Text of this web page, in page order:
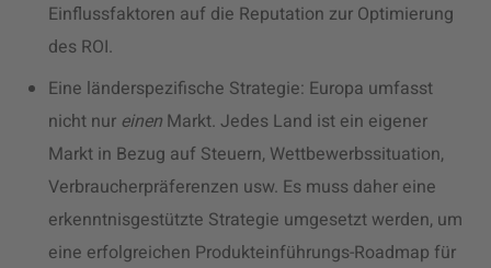
Einflussfaktoren auf die Reputation zur Optimierung
des ROI.
Eine länderspezifische Strategie: Europa umfasst
nicht nur einen Markt. Jedes Land ist ein eigener
Markt in Bezug auf Steuern, Wettbewerbssituation,
Verbraucherpräferenzen usw. Es muss daher eine
erkenntnisgestützte Strategie umgesetzt werden, um
eine erfolgreichen Produkteinführungs-Roadmap für